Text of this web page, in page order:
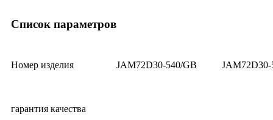
Список параметров
Номер изделия JAM72D30-540/GB
гарантия качества